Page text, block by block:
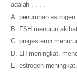
adalah . . . .
A. penurunan
B. FSH menurun
C. progesteron
D. LH meningkat,
E. estrogen